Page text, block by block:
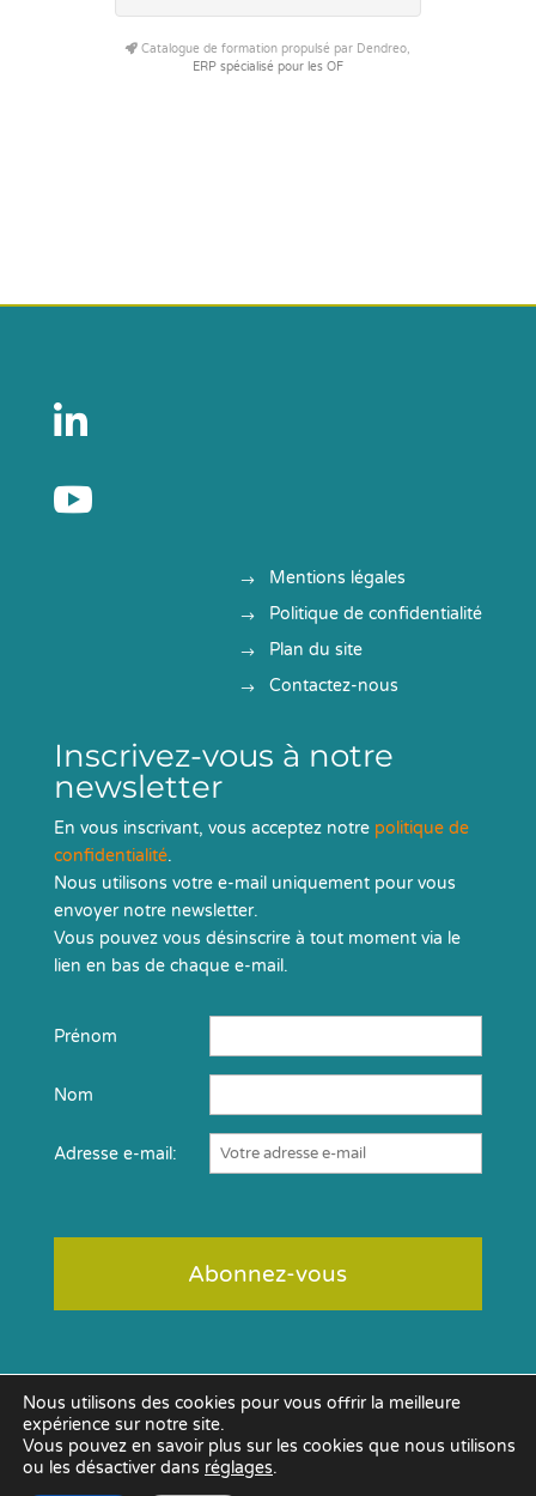
Catalogue de formation propulsé par Dendreo,
ERP spécialisé pour les OF


Mentions légales
Politique de confidentialité
Plan du site
Contactez-nous
Inscrivez-vous à notre
newsletter
En vous inscrivant, vous acceptez notre politique de
confidentialité.
Nous utilisons votre e-mail uniquement pour vous
envoyer notre newsletter.
Vous pouvez vous désinscrire à tout moment via le
lien en bas de chaque e-mail.
Prénom
Nom
Adresse e-mail:
© 2009 - 2026 AGO INGENIERIE-FORMATION - 18
Nous utilisons des cookies pour vous offrir la meilleure
expérience sur notre site.
Vous pouvez en savoir plus sur les cookies que nous utilisons
ou les désactiver dans réglages.